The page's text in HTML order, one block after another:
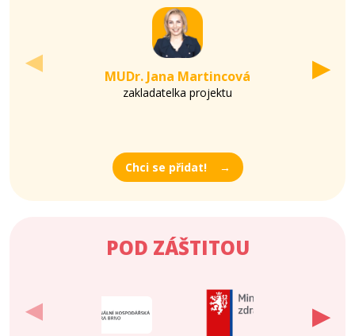
▶ MUDr. Jana Martincová
zakladatelka projektu
▶
Chci se přidat!
POD ZÁŠTITOU
▶ ▶